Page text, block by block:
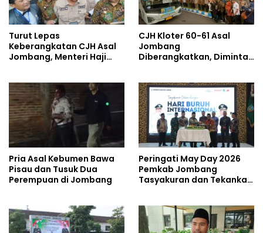
Turut Lepas
Keberangkatan CJH Asal
Jombang, Menteri Haji
CJH Kloter 60-61 Asal
Jombang
Diberangkatkan, Diminta
Pria Asal Kebumen Bawa
Pisau dan Tusuk Dua
Perempuan di Jombang
Peringati May Day 2026
Pemkab Jombang
Tasyakuran dan Tekankan